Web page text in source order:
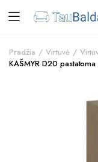
Pradžia Virtuvė
KAŠMYR D20